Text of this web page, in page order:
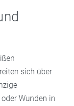
sich über
Wunden in